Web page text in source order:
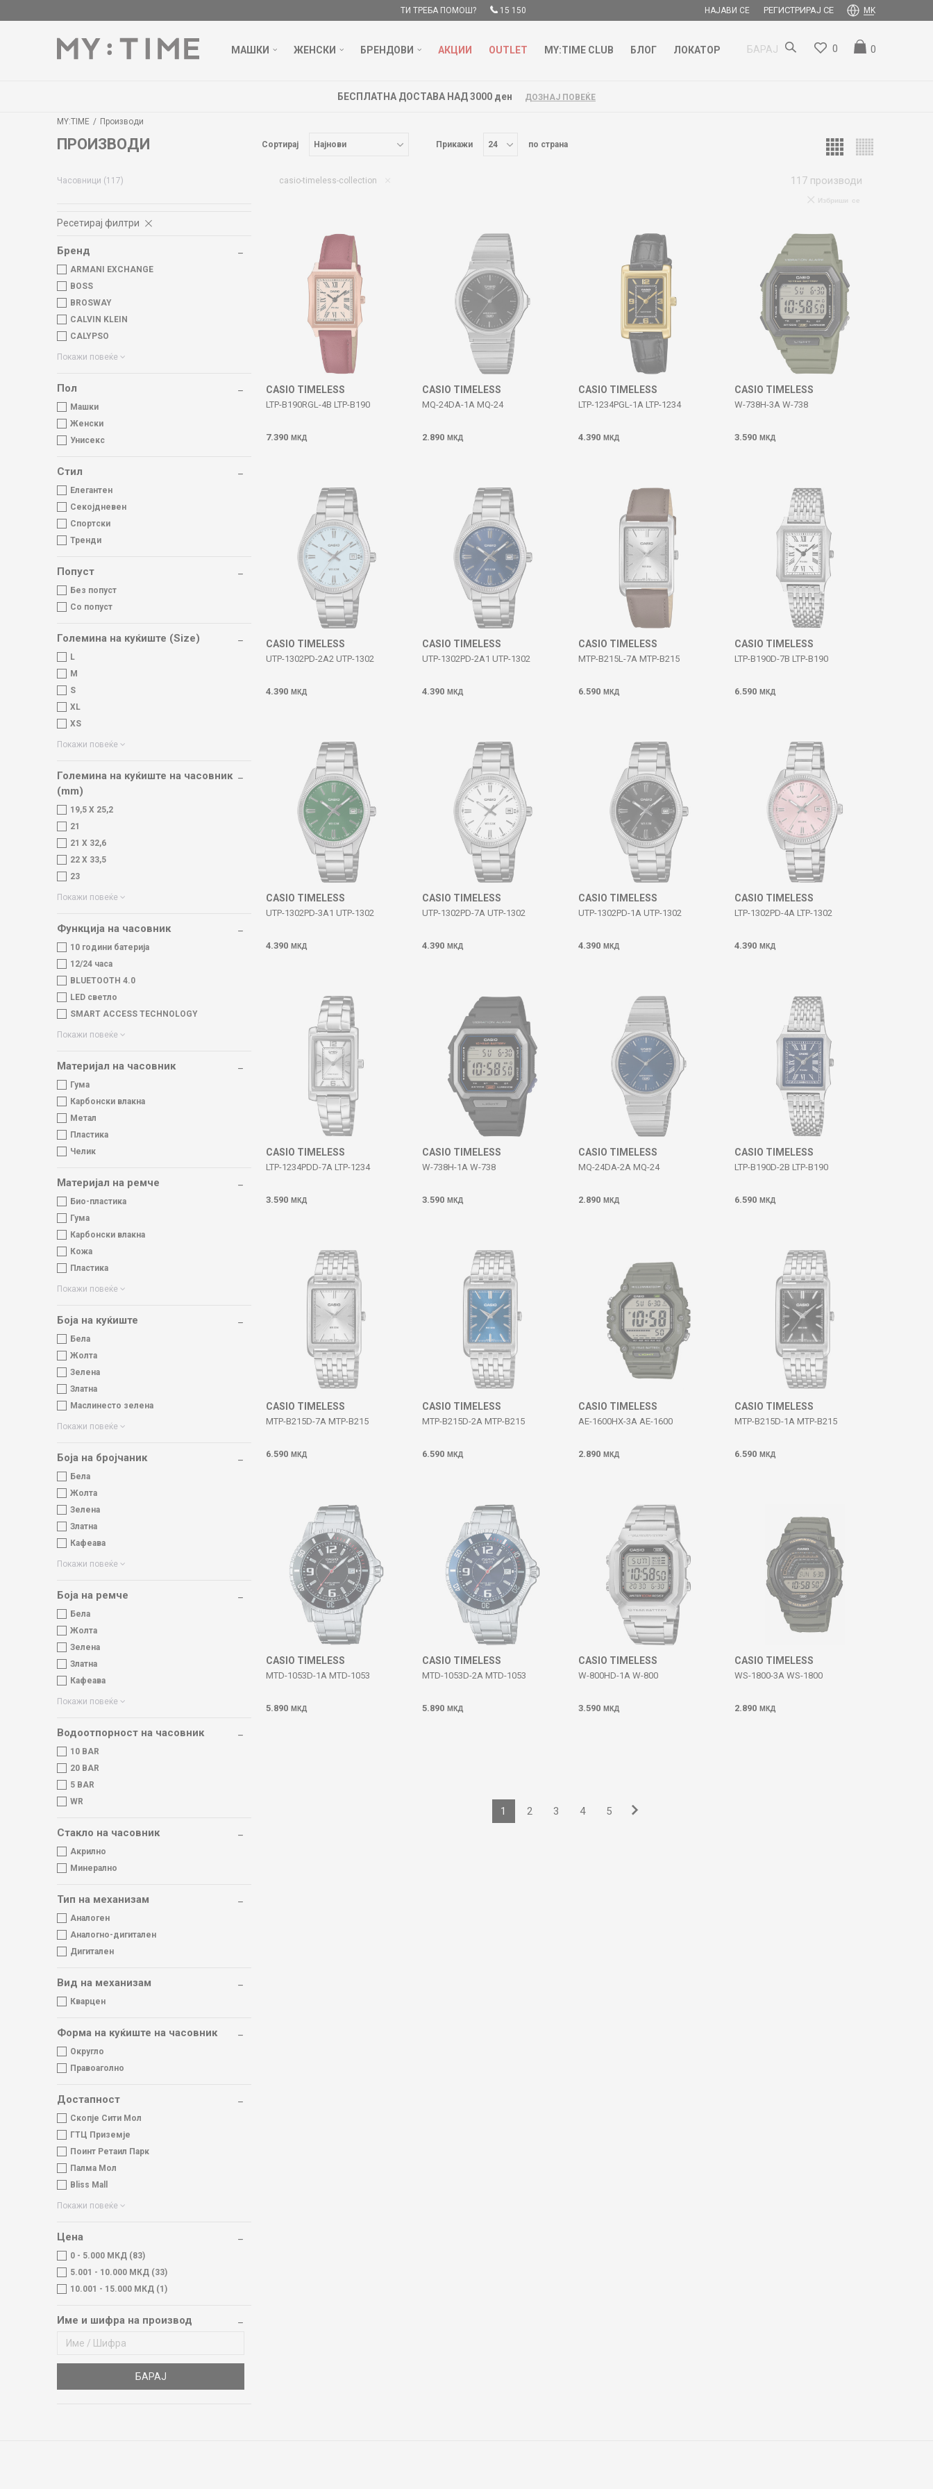
ТИ ТРЕБА ПОМОШ? 15 150 НАЈАВИ СЕ РЕГИСТРИРАЈ СЕ MK
МАШКИ ЖЕНСКИ БРЕНДОВИ АКЦИИ OUTLET MY:TIME CLUB БЛОГ ЛОКАТОР БАРАЈ 0
0
БЕСПЛАТНА ДОСТАВА НАД 3000 ден ДОЗНАЈ ПОВЕЌЕ
MY:TIME Производи
ПРОИЗВОДИ Сортирај Прикажи по страна
Часовници (117)
Ресетирај филтри
Бренд
ARMANI EXCHANGE
BOSS
BROSWAY
CALVIN KLEIN
CALYPSO
Покажи повеќе
Пол
Машки
Женски
Унисекс
Стил
Елегантен
Секојдневен
Спортски
Тренди
Попуст
Без попуст
Со попуст
Големина на куќиште (Size)
L
M
S
XL
XS
Покажи повеќе
Големина на куќиште на часовник
(mm)
19,5 X 25,2
21
21 X 32,6
22 X 33,5
23
Покажи повеќе
Функција на часовник
10 години батерија
12/24 часа
BLUETOOTH 4.0
LED светло
SMART ACCESS TECHNOLOGY
Покажи повеќе
Материјал на часовник
Гума
Карбонски влакна
Метал
Пластика
Челик
Материјал на ремче
Био-пластика
Гума
Карбонски влакна
Кожа
Пластика
Покажи повеќе
Боја на куќиште
Бела
Жолта
Зелена
Златна
Маслинесто зелена
Покажи повеќе
Боја на бројчаник
Бела
Жолта
Зелена
Златна
Кафеава
Покажи повеќе
Боја на ремче
Бела
Жолта
Зелена
Златна
Кафеава
Покажи повеќе
Водоотпорност на часовник
10 BAR
20 BAR
5 BAR
WR
Стакло на часовник
Акрилно
Минерално
Тип на механизам
Аналоген
Аналогно-дигитален
Дигитален
Вид на механизам
Кварцен
Форма на куќиште на часовник
Округло
Правоаголно
Достапност
Скопје Сити Мол
ГТЦ Приземје
Поинт Ретаил Парк
Палма Мол
Bliss Mall
Покажи повеќе
Цена
0 - 5.000 МКД (83)
5.001 - 10.000 МКД (33)
10.001 - 15.000 МКД (1)
Име и шифра на производ
БАРАЈ
casio-timeless-collection 117 производи
Избриши се
CASIO TIMELESS
LTP-B190RGL-4B LTP-B190
7.390 МКД
CASIO TIMELESS
MQ-24DA-1A MQ-24
2.890 МКД
CASIO TIMELESS
LTP-1234PGL-1A LTP-1234
4.390 МКД
CASIO TIMELESS
W-738H-3A W-738
3.590 МКД
CASIO TIMELESS
UTP-1302PD-2A2 UTP-1302
4.390 МКД
CASIO TIMELESS
UTP-1302PD-2A1 UTP-1302
4.390 МКД
CASIO TIMELESS
MTP-B215L-7A MTP-B215
6.590 МКД
CASIO TIMELESS
LTP-B190D-7B LTP-B190
6.590 МКД
CASIO TIMELESS
UTP-1302PD-3A1 UTP-1302
4.390 МКД
CASIO TIMELESS
UTP-1302PD-7A UTP-1302
4.390 МКД
CASIO TIMELESS
UTP-1302PD-1A UTP-1302
4.390 МКД
CASIO TIMELESS
LTP-1302PD-4A LTP-1302
4.390 МКД
CASIO TIMELESS
LTP-1234PDD-7A LTP-1234
3.590 МКД
CASIO TIMELESS
W-738H-1A W-738
3.590 МКД
CASIO TIMELESS
MQ-24DA-2A MQ-24
2.890 МКД
CASIO TIMELESS
LTP-B190D-2B LTP-B190
6.590 МКД
CASIO TIMELESS
MTP-B215D-7A MTP-B215
6.590 МКД
CASIO TIMELESS
MTP-B215D-2A MTP-B215
6.590 МКД
CASIO TIMELESS
AE-1600HX-3A AE-1600
2.890 МКД
CASIO TIMELESS
MTP-B215D-1A MTP-B215
6.590 МКД
CASIO TIMELESS
MTD-1053D-1A MTD-1053
5.890 МКД
CASIO TIMELESS
MTD-1053D-2A MTD-1053
5.890 МКД
CASIO TIMELESS
W-800HD-1A W-800
3.590 МКД
CASIO TIMELESS
WS-1800-3A WS-1800
2.890 МКД
1 2 3 4 5